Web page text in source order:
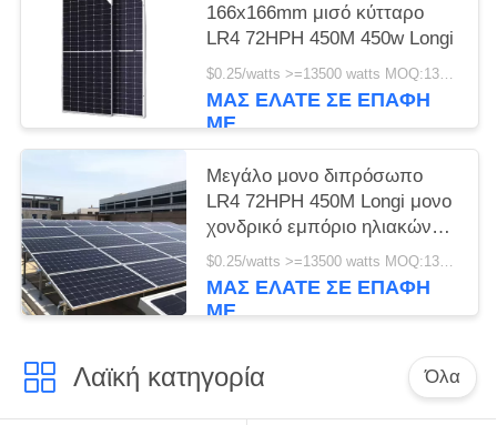
166x166mm μισό κύτταρο
LR4 72HPH 450M 450w Longi
$0.25/watts >=13500 watts MOQ:13500 watts
ΜΑΣ ΕΛΆΤΕ ΣΕ ΕΠΑΦΉ
ΜΕ
Μεγάλο μονο διπρόσωπο
LR4 72HPH 450M Longi μονο
χονδρικό εμπόριο ηλιακών
πλαισίων 450w
$0.25/watts >=13500 watts MOQ:13500 Watt
ΜΑΣ ΕΛΆΤΕ ΣΕ ΕΠΑΦΉ
ΜΕ
Λαϊκή κατηγορία Όλα